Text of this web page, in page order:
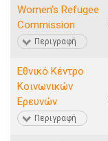
Women's Refugee
Commission
Περιγραφή
Εθνικό Κέντρο
Κοινωνικών
Ερευνών
Περιγραφή